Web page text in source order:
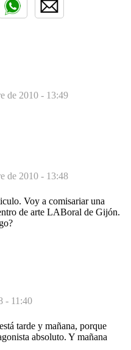
de 2010 - 13:49
de 2010 - 13:48
Voy a comisariar una
de arte LABoral de Gijón.
- 11:40
tarde y mañana, porque
absoluto. Y mañana